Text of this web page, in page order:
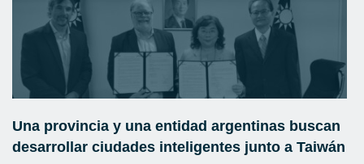
Una provincia y una entidad argentinas buscan
desarrollar ciudades inteligentes junto a Taiwán